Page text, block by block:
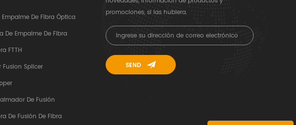
De Fibra Óptica
De Empalme De Fibra
FTTH
Fusion Splicer
De Fusión
De Fusión De Fibra
promociones, si las hubiera.